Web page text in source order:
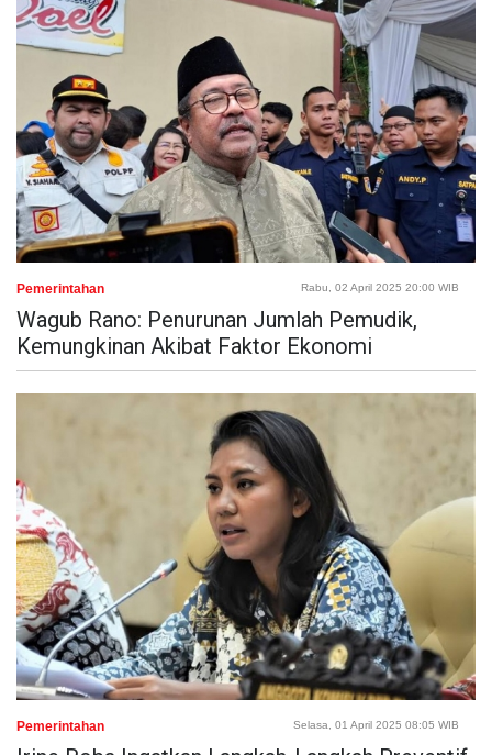
Pemerintahan Rabu, 02 April 2025 20:00 WIB
Wagub Rano: Penurunan Jumlah Pemudik,
Kemungkinan Akibat Faktor Ekonomi
Pemerintahan Selasa, 01 April 2025 08:05 WIB